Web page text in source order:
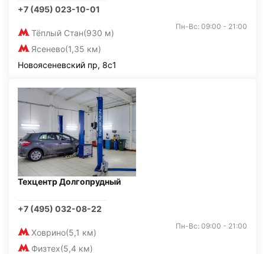
+7 (495) 023-10-01
Тёплый Стан(930 м)
Ясенево(1,35 км)
Пн-Вс: 09:00 - 21:00
Новоясеневский пр, 8с1
Техцентр Долгопрудный
+7 (495) 032-08-22
Ховрино(5,1 км)
Физтех(5,4 км)
Пн-Вс: 09:00 - 21:00